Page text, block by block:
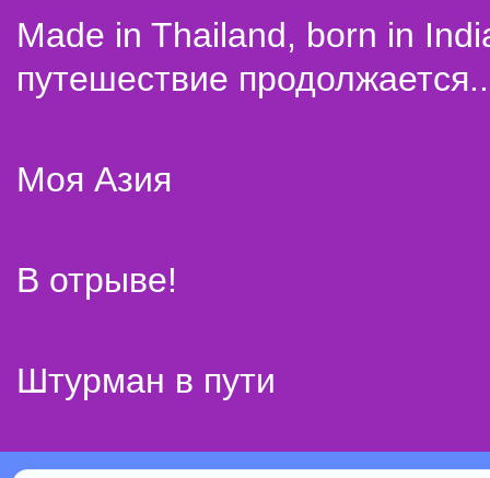
Made in Thailand, born in
путешествие
Моя Азия
В отрыве!
Штурман в пути